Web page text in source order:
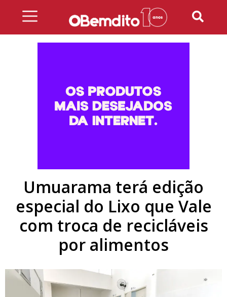
Umuarama terá edição
especial do Lixo que Vale
com troca de recicláveis
por alimentos